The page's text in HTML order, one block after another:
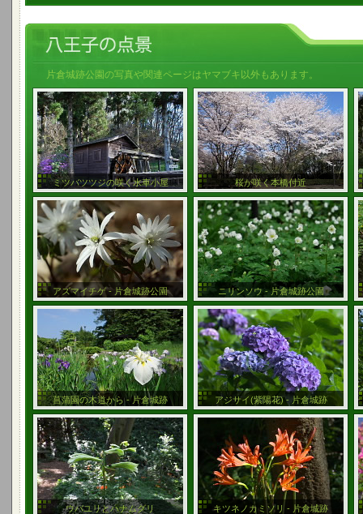
片倉城跡公園の写真や関連ページはヤマブキ以外もあります。
ミツバツツジの咲く水車小屋 桜が咲く本橋付近
アズマイチゲ - 片倉城跡公園 ニリンソウ - 片倉城跡公園
菖蒲園の木道から - 片倉城跡 アジサイ(紫陽花) - 片倉城跡
ウバユリとハナムグリ キツネノカミソリ - 片倉城跡